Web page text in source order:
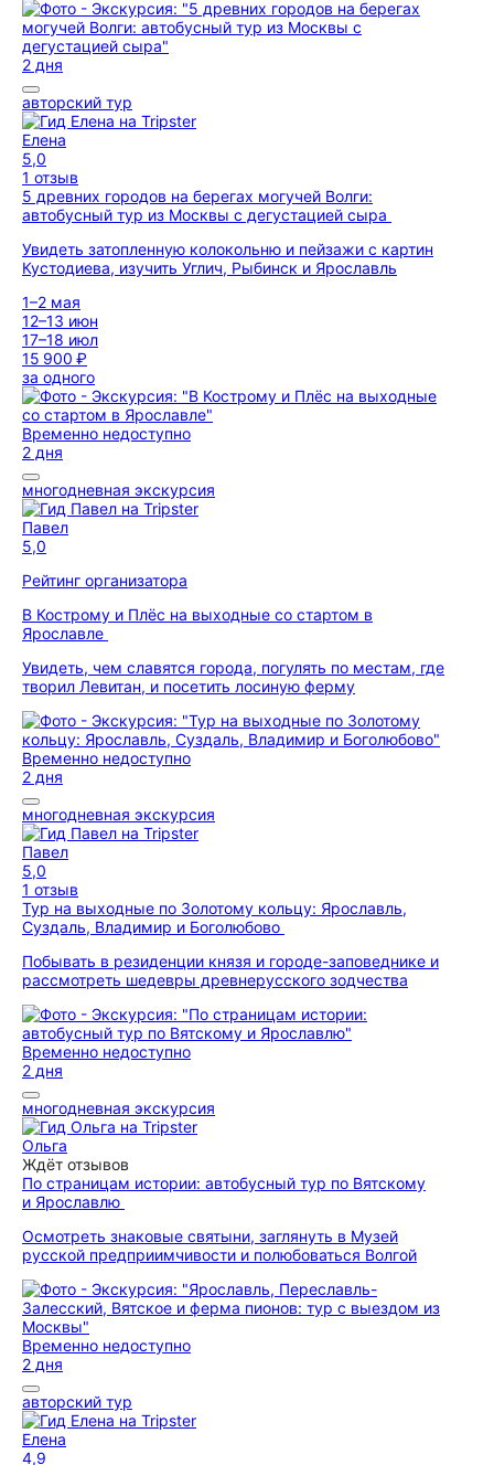
2 дня
авторский тур
Елена
5,0
1 отзыв
5 древних городов на берегах могучей Волги:
автобусный тур из Москвы с дегустацией сыра
Увидеть затопленную колокольню и пейзажи с картин
Кустодиева, изучить Углич, Рыбинск и Ярославль
1–2 мая
12–13 июн
17–18 июл
15 900 ₽
за одного
Временно недоступно
2 дня
многодневная экскурсия
Павел
5,0
Рейтинг организатора
В Кострому и Плёс на выходные со стартом в
Ярославле
Увидеть, чем славятся города, погулять по местам, где
творил Левитан, и посетить лосиную ферму
Временно недоступно
2 дня
многодневная экскурсия
Павел
5,0
1 отзыв
Тур на выходные по Золотому кольцу: Ярославль,
Суздаль, Владимир и Боголюбово
Побывать в резиденции князя и городе-заповеднике и
рассмотреть шедевры древнерусского зодчества
Временно недоступно
2 дня
многодневная экскурсия
Ольга
Ждёт отзывов
По страницам истории: автобусный тур по Вятскому
и Ярославлю
Осмотреть знаковые святыни, заглянуть в Музей
русской предприимчивости и полюбоваться Волгой
Временно недоступно
2 дня
авторский тур
Елена
4,9